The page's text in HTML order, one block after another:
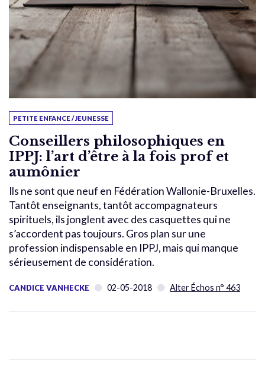
PETITE ENFANCE / JEUNESSE
Conseillers philosophiques en
IPPJ: l’art d’être à la fois prof et
aumônier
Ils ne sont que neuf en Fédération Wallonie-Bruxelles.
Tantôt enseignants, tantôt accompagnateurs
spirituels, ils jonglent avec des casquettes qui ne
s’accordent pas toujours. Gros plan sur une
profession indispensable en IPPJ, mais qui manque
sérieusement de considération.
CANDICE VANHECKE 02-05-2018 Alter Échos n° 463